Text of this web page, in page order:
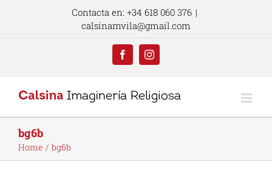
Contacta en: +34 618 060 376 |
calsinamvila@gmail.com
FacebookInstagram
bg6b
Home bg6b